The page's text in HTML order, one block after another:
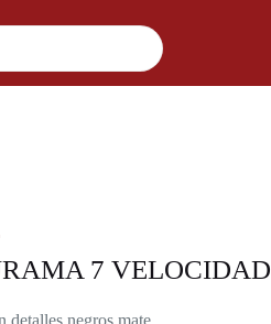
7 VELOCIDAD
detalles negros mate